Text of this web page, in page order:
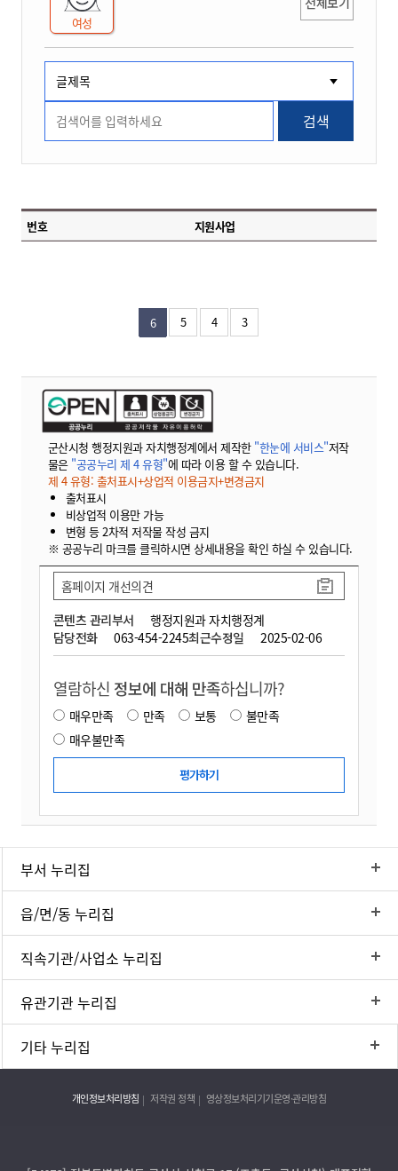
여성
검색
번호 지원사업
6 5 4 3
군산시청 행정지원과 자치행정계에서 제작한 "한눈에 서비스"저작
물은 "공공누리 제 4 유형"에 따라 이용 할 수 있습니다.
제 4 유형: 출처표시+상업적 이용금지+변경금지
출처표시
비상업적 이용만 가능
변형 등 2차적 저작물 작성 금지
※ 공공누리 마크를 클릭하시면 상세내용을 확인 하실 수 있습니다.
콘텐츠 관리부서
행정지원과 자치행정계
담당전화
063-454-2245최근수정일 2025-02-06
홈페이지 개선의견
열람하신 정보에 대해 만족하십니까?
매우만족 만족 보통
불만족
매우불만족
부서 누리집
읍/면/동 누리집
직속기관/사업소 누리집
유관기관 누리집
기타 누리집
개인정보처리방침 저작권 정책 영상정보처리기기운영·관리방침